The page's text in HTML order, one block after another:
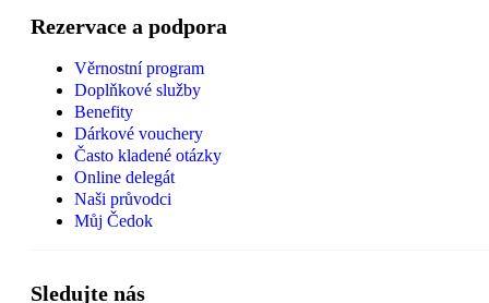
Rezervace a podpora
Věrnostní program
Doplňkové služby
Benefity
Dárkové vouchery
Často kladené otázky
Online delegát
Naši průvodci
Můj Čedok
Sledujte nás